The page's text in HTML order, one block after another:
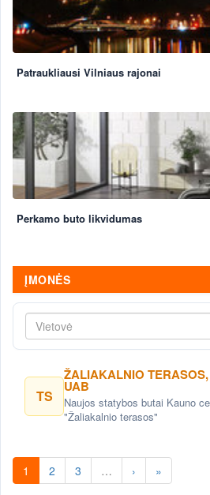
Patraukliausi Vilniaus rajonai
Perkamo buto likvidumas
ĮMONĖS
Vietovė
TS
ŽALIAKALNIO
UAB
Naujos statybos butai Kauno
"Žaliakalnio terasos"
1 2 3 … › »